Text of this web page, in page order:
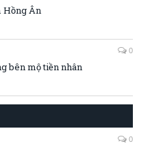
Hồng Ân
0
bên mộ tiền nhân
0